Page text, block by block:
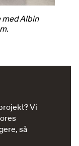
med Albin
Vi
så